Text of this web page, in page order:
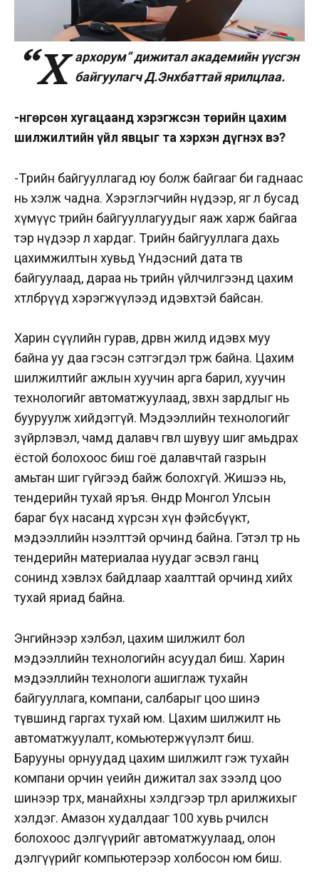
“Х архорум” дижитал академийн үүсгэн
байгуулагч Д.Энхбаттай ярилцлаа.
-Өнгөрсөн хугацаанд хэрэгжсэн төрийн цахим
шилжилтийн үйл явцыг та хэрхэн дүгнэх вэ?
-Төрийн байгууллагад юу болж байгааг би гаднаас
нь хэлж чадна. Хэрэглэгчийн нүдээр, яг л бусад
хүмүүс төрийн байгууллагуудыг яаж харж байгаа
тэр нүдээр л хардаг. Төрийн байгууллага дахь
цахимжилтын хувьд Үндэсний дата төв
байгуулаад, дараа нь төрийн үйлчилгээнд цахим
хөтөлбөрүүд хэрэгжүүлээд идэвхтэй байсан.
Харин сүүлийн гурав, дөрвөн жилд идэвх муу
байна уу даа гэсэн сэтгэгдэл төрж байна. Цахим
шилжилтийг ажлын хуучин арга барил, хуучин
технологийг автоматжуулаад, зөвхөн зардлыг нь
бууруулж хийдэггүй. Мэдээллийн технологийг
зүйрлэвэл, чамд далавч өгвөл шувуу шиг амьдрах
ёстой болохоос биш гоё далавчтай газрын
амьтан шиг гүйгээд байж болохгүй. Жишээ нь,
тендерийн тухай яръя. Өнөөдөр Монгол Улсын
бараг бүх насанд хүрсэн хүн фэйсбүүкт,
мэдээллийн нээлттэй орчинд байна. Гэтэл төр нь
тендерийн материалаа нуудаг эсвэл ганц
сонинд хэвлэх байдлаар хаалттай орчинд хийх
тухай яриад байна.
Энгийнээр хэлбэл, цахим шилжилт бол
мэдээллийн технологийн асуудал биш. Харин
мэдээллийн технологи ашиглаж тухайн
байгууллага, компани, салбарыг цоо шинэ
түвшинд гаргах тухай юм. Цахим шилжилт нь
автоматжуулалт, комьютержүүлэлт биш.
Барууны орнуудад цахим шилжилт гэж тухайн
компани орчин үеийн дижитал зах зээлд цоо
шинээр төрөх, манайхны хэлдгээр төрөл арилжихыг
хэлдэг. Амазон худалдааг 100 хувь өөрчилсөн
болохоос дэлгүүрийг автоматжуулаад, олон
дэлгүүрийг компьютерээр холбосон юм биш.